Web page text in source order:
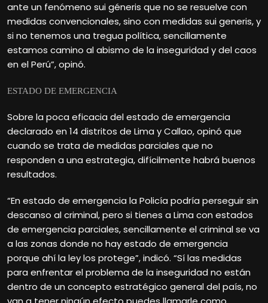
ante un fenómeno sui géneris que no se resuelve con
medidas convencionales, sino con medidas sui generis, y
si no tenemos una tregua política, sencillamente
estamos camino al abismo de la inseguridad y del caos
en el Perú”, opinó.
ESTADO DE EMERGENCIA
Sobre la poca eficacia del estado de emergencia
declarado en 14 distritos de Lima y Callao, opinó que
cuando se trata de medidas parciales que no
responden a una estrategia, difícilmente habrá buenos
resultados.
“En estado de emergencia la Policía podría perseguir sin
descanso al criminal, pero si tienes a Lima con estados
de emergencia parciales, sencillamente el criminal se va
a las zonas donde no hay estado de emergencia
porque ahí la ley los protege”, indicó. “Sí las medidas
para enfrentar el problema de la inseguridad no están
dentro de un concepto estratégico general del país, no